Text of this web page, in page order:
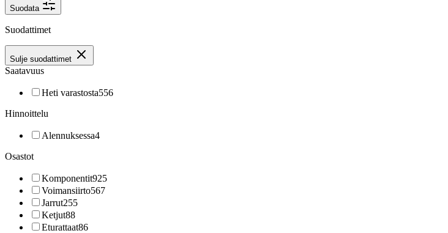
Suodata
Suodattimet
Sulje suodattimet
Saatavuus
Heti varastosta556
Hinnoittelu
Alennuksessa4
Osastot
Komponentit925
Voimansiirto567
Jarrut255
Ketjut88
Eturattaat86